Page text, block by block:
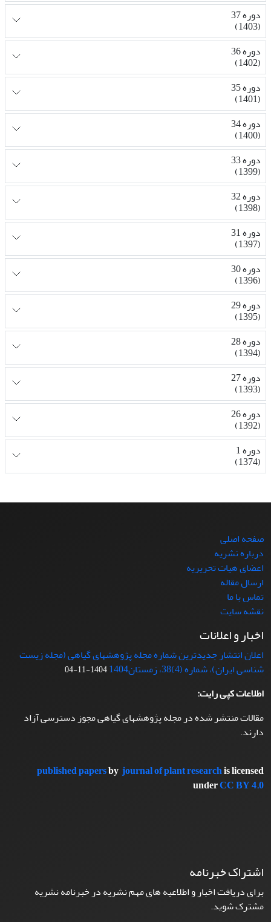
دوره 37
(1403)
دوره 36
(1402)
دوره 35
(1401)
دوره 34
(1400)
دوره 33
(1399)
دوره 32
(1398)
دوره 31
(1397)
دوره 30
(1396)
دوره 29
(1395)
دوره 28
(1394)
دوره 27
(1393)
دوره 26
(1392)
دوره 1
(1374)
صفحه اصلی
درباره نشریه
اعضای هیات تحریریه
ارسال مقاله
تماس با ما
نقشه سایت
اخبار و اعلانات
اعلان انتشار جدیدترین شماره مجله پژوهشهای گیاهی (مجله زیست
شناسی ایران)، شماره (4)38، زمستان1404
1404-11-04
اطلاعات کپی رایت:
مقالات منتشر شده در مجله پژوهشهای گیاهی مجوز دسترسی آزاد
دارند.
published papersbyjournal of plant researchis licensed
underCC BY 4.0
اشتراک خبرنامه
برای دریافت اخبار و اطلاعیه های مهم نشریه در خبرنامه نشریه
مشترک شوید.